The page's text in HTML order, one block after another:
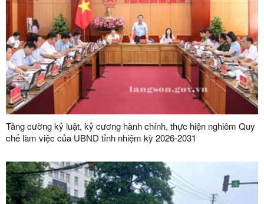
Tăng cường kỷ luật, kỷ cương hành chính, thực hiện nghiêm Quy
chế làm việc của UBND tỉnh nhiệm kỳ 2026-2031